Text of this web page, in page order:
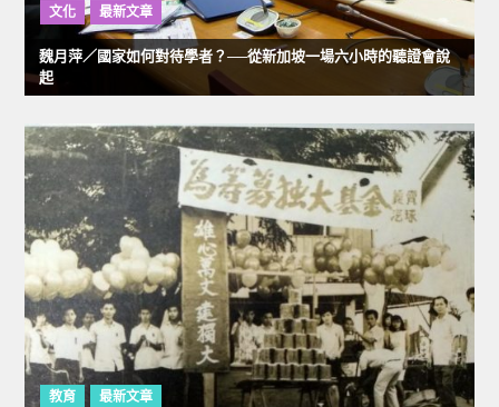
文化 最新文章
魏月萍／國家如何對待學者？──從新加坡一場六小時的聽證會說
起
教育 最新文章